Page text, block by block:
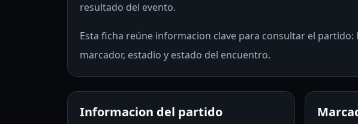
resultado del evento.
Esta ficha reúne informacion clave para consultar el
marcador, estadio y estado del encuentro.
Informacion del partido